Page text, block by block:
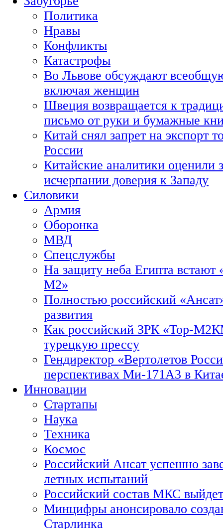
Политика
Нравы
Конфликты
Катастрофы
Во Львове обсуждают
включая женщин
Швеция возвращается к
письмо от руки и бумажные
Китай снял запрет на экспорт
России
Китайские аналитики оценили
исчерпании доверия к Западу
Силовики
Армия
Оборонка
МВД
Спецслужбы
На защиту неба Египта встают
М2»
Полностью российский
развития
Как российский ЗРК «Тор-
турецкую прессу
Гендиректор «Вертолетов
перспективах Ми-171А3 в
Инновации
Стартапы
Наука
Техника
Космос
Российский Ансат успешно
летных испытаний
Российский состав МКС
Минцифры анонсировало
Старлинка